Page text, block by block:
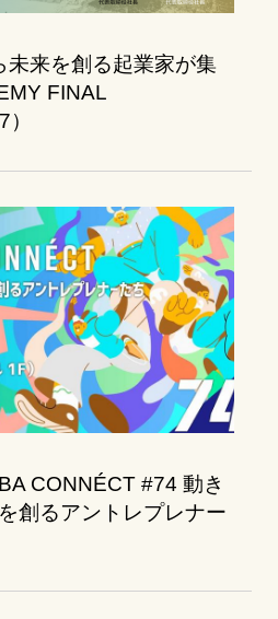
未来を創る起業家が集
FINAL
CONNÉCT #74 動き
創るアントレプレナー